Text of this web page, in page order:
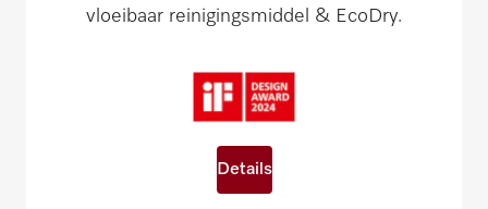
vloeibaar reinigingsmiddel & EcoDry.
Details